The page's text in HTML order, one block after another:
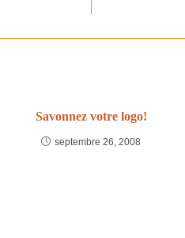
Savonnez votre logo!
septembre 26, 2008